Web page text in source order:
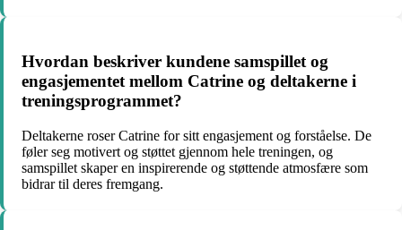
Hvordan beskriver kundene samspillet og
engasjementet mellom Catrine og deltakerne i
treningsprogrammet?
Deltakerne roser Catrine for sitt engasjement og forståelse. De
føler seg motivert og støttet gjennom hele treningen, og
samspillet skaper en inspirerende og støttende atmosfære som
bidrar til deres fremgang.